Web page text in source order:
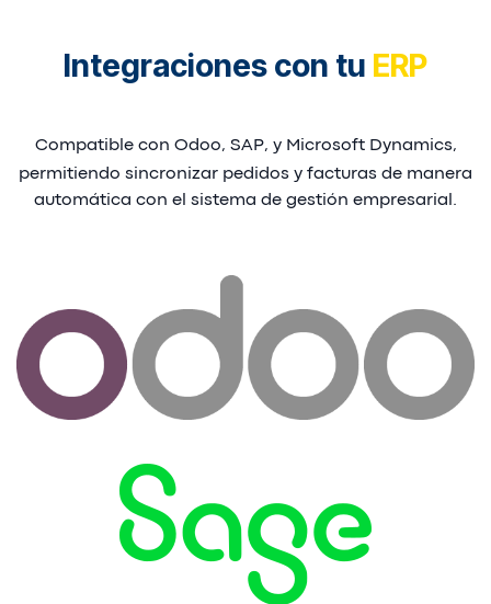
Integraciones con tu ERP
Compatible con Odoo, SAP, y Microsoft Dynamics,
permitiendo sincronizar pedidos y facturas de manera
automática con el sistema de gestión empresarial.